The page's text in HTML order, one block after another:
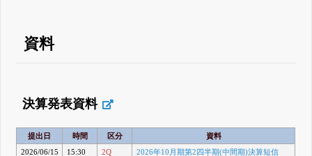
資料
決算発表資料
提出日 時間 区分
資料
2026/06/15
15:30 2Q
2026年10月期第2四半期(中間期)決算短信